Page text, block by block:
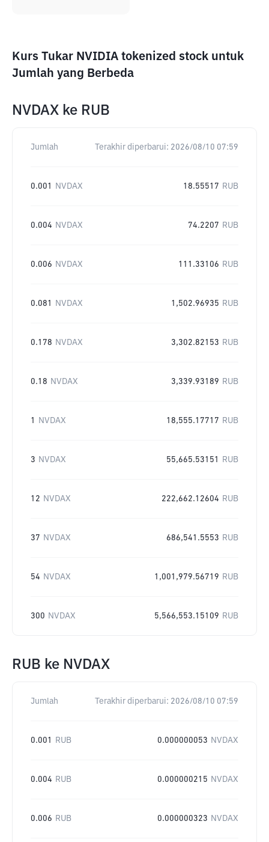
Kurs Tukar NVIDIA tokenized stock untuk
Jumlah yang Berbeda
NVDAX ke RUB
Jumlah Terakhir diperbarui: 2026/08/10 07:59
0.001 NVDAX 18.55517 RUB
0.004 NVDAX 74.2207 RUB
0.006 NVDAX 111.33106 RUB
0.081 NVDAX 1,502.96935 RUB
0.178 NVDAX 3,302.82153 RUB
0.18 NVDAX 3,339.93189 RUB
1 NVDAX 18,555.17717 RUB
3 NVDAX 55,665.53151 RUB
12 NVDAX 222,662.12604 RUB
37 NVDAX 686,541.5553 RUB
54 NVDAX 1,001,979.56719 RUB
300 NVDAX 5,566,553.15109 RUB
RUB ke NVDAX
Jumlah Terakhir diperbarui: 2026/08/10 07:59
0.001 RUB 0.000000053 NVDAX
0.004 RUB 0.000000215 NVDAX
0.006 RUB 0.000000323 NVDAX